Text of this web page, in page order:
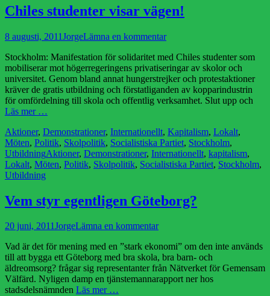
Chiles studenter visar vägen!
Publicerad
8 augusti, 2011 Författare
JorgeLämna en kommentar
Stockholm: Manifestation för solidaritet med Chiles studenter som
mobiliserar mot högerregeringens privatiseringar av skolor och
universitet. Genom bland annat hungerstrejker och protestaktioner
kräver de gratis utbildning och förstatliganden av kopparindustrin
för omfördelning till skola och offentlig verksamhet. Slut upp och
Läs mer …
Kategorier
Aktioner, Demonstrationer, Internationellt, Kapitalism, Lokalt,
Möten, Politik, Skolpolitik, Socialistiska Partiet, Stockholm,
UtbildningEtiketter
Aktioner, Demonstrationer, Internationellt, kapitalism,
Lokalt, Möten, Politik, Skolpolitik, Socialistiska Partiet, Stockholm,
Utbildning
Vem styr egentligen Göteborg?
Publicerad
20 juni, 2011Författare
JorgeLämna en kommentar
Vad är det för mening med en ”stark ekonomi” om den inte används
till att bygga ett Göteborg med bra skola, bra barn- och
äldreomsorg? frågar sig representanter från Nätverket för Gemensam
Välfärd. Nyligen damp en tjänstemannarapport ner hos
stadsdelsnämnden Läs mer …